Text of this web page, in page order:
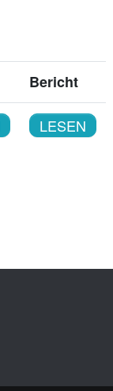
Bericht
LESEN